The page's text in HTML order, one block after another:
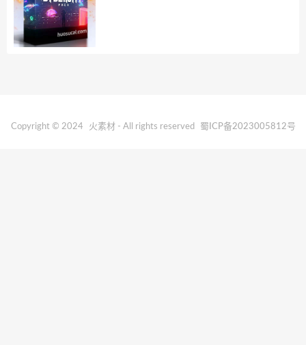
Copyright © 2024 火素材- All rights reserved 蜀ICP备2023005812号